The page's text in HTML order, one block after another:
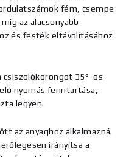
fém, csempe
az alacsonyabb
és festék eltávolításához
csiszolókorongot 35°-os
nyomás fenntartása,
legyen.
az anyaghoz alkalmazná.
irányítsa a